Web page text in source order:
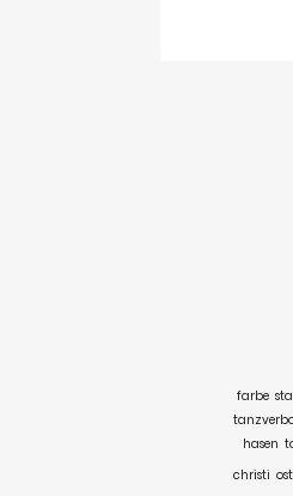
farbe
hasen
christi